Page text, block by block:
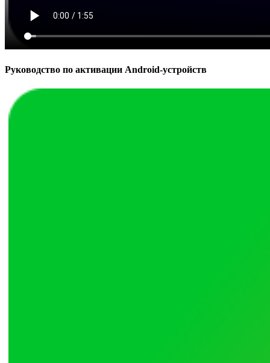
Руководство по активации Android-устройств